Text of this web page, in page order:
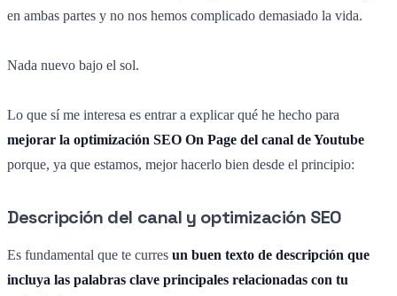
en ambas partes y no nos hemos complicado demasiado la vida.
Nada nuevo bajo el sol.
Lo que sí me interesa es entrar a explicar qué he hecho para
mejorar la optimización SEO On Page del canal de Youtube
porque, ya que estamos, mejor hacerlo bien desde el principio:
Descripción del canal y optimización SEO
Es fundamental que te curres un buen texto de descripción que
incluya las palabras clave principales relacionadas con tu